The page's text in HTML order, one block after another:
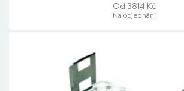
Od 3814 Kč
Na objednání